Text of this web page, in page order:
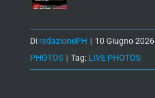
Di redazionePH | 10 Giugno 2026
PHOTOS | Tag: LIVE PHOTOS